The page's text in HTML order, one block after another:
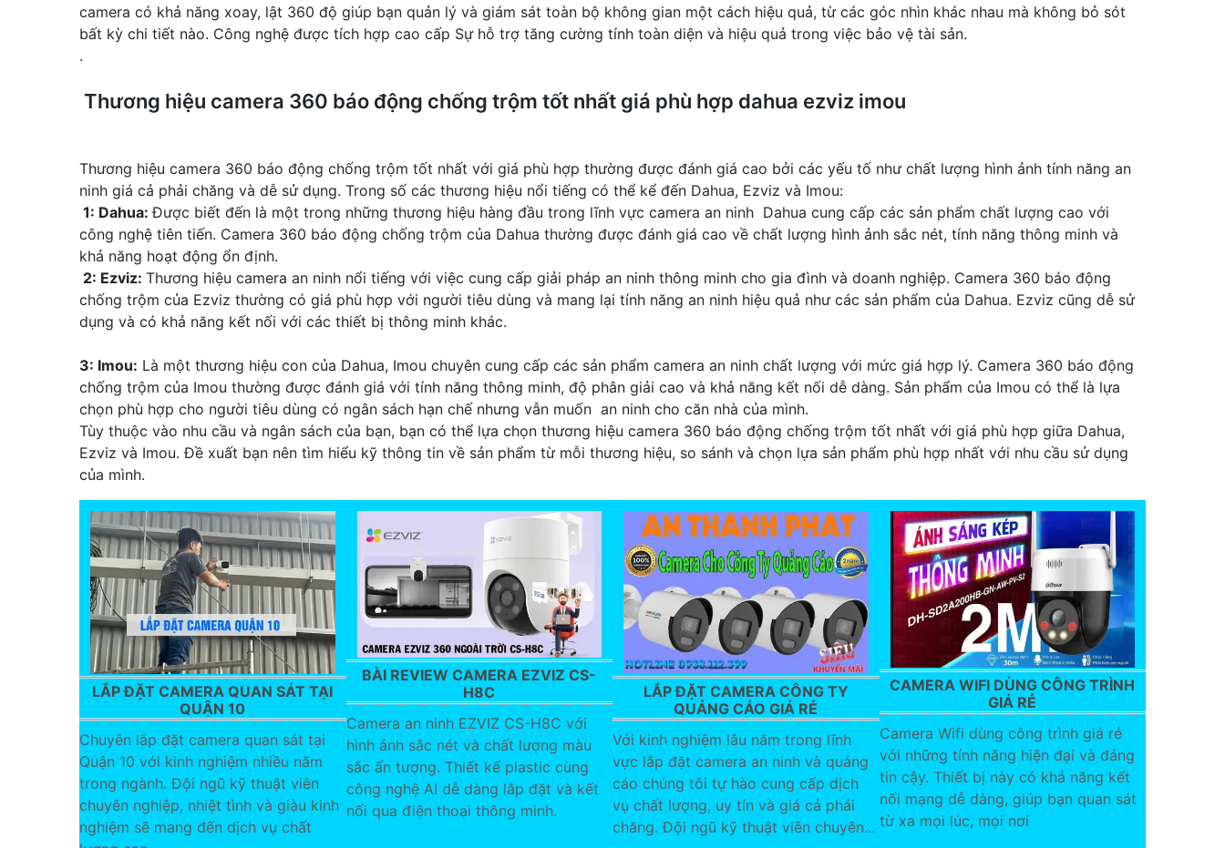
camera có khả năng xoay, lật 360 độ giúp bạn quản lý và giám sát toàn bộ không gian một cách hiệu quả, từ các góc nhìn khác nhau mà không bỏ sót
bất kỳ chi tiết nào. Công nghệ được tích hợp cao cấp Sự hỗ trợ tăng cường tính toàn diện và hiệu quả trong việc bảo vệ tài sản.
.
Thương hiệu camera 360 báo động chống trộm tốt nhất giá phù hợp dahua ezviz imou
Thương hiệu camera 360 báo động chống trộm tốt nhất với giá phù hợp thường được đánh giá cao bởi các yếu tố như chất lượng hình ảnh tính năng an
ninh giá cả phải chăng và dễ sử dụng. Trong số các thương hiệu nổi tiếng có thể kể đến Dahua, Ezviz và Imou:
️ 1: Dahua:Được biết đến là một trong những thương hiệu hàng đầu trong lĩnh vực camera an ninh Dahua cung cấp các sản phẩm chất lượng cao với
công nghệ tiên tiến. Camera 360 báo động chống trộm của Dahua thường được đánh giá cao về chất lượng hình ảnh sắc nét, tính năng thông minh và
khả năng hoạt động ổn định.
2: Ezviz: Thương hiệu camera an ninh nổi tiếng với việc cung cấp giải pháp an ninh thông minh cho gia đình và doanh nghiệp. Camera 360 báo động
chống trộm của Ezviz thường có giá phù hợp với người tiêu dùng và mang lại tính năng an ninh hiệu quả như các sản phẩm của Dahua. Ezviz cũng dễ sử
dụng và có khả năng kết nối với các thiết bị thông minh khác.
3: Imou: Là một thương hiệu con của Dahua, Imou chuyên cung cấp các sản phẩm camera an ninh chất lượng với mức giá hợp lý. Camera 360 báo động
chống trộm của Imou thường được đánh giá với tính năng thông minh, độ phân giải cao và khả năng kết nối dễ dàng. Sản phẩm của Imou có thể là lựa
chọn phù hợp cho người tiêu dùng có ngân sách hạn chế nhưng vẫn muốn an ninh cho căn nhà của mình.
Tùy thuộc vào nhu cầu và ngân sách của bạn, bạn có thể lựa chọn thương hiệu camera 360 báo động chống trộm tốt nhất với giá phù hợp giữa Dahua,
Ezviz và Imou. Đề xuất bạn nên tìm hiểu kỹ thông tin về sản phẩm từ mỗi thương hiệu, so sánh và chọn lựa sản phẩm phù hợp nhất với nhu cầu sử dụng
của mình.
LẮP ĐẶT CAMERA QUAN SÁT TẠI
QUẬN 10
Chuyên lắp đặt camera quan sát tại
Quận 10 với kinh nghiệm nhiều năm
trong ngành. Đội ngũ kỹ thuật viên
chuyên nghiệp, nhiệt tình và giàu kinh
nghiệm sẽ mang đến dịch vụ chất
BÀI REVIEW CAMERA EZVIZ CS-
H8C
Camera an ninh EZVIZ CS-H8C với
hình ảnh sắc nét và chất lượng màu
sắc ấn tượng. Thiết kế plastic cùng
công nghệ AI dễ dàng lắp đặt và kết
nối qua điện thoại thông minh.
LẮP ĐẶT CAMERA CÔNG TY
QUẢNG CÁO GIÁ RẺ
Với kinh nghiệm lâu năm trong lĩnh
vực lắp đặt camera an ninh và quảng
cáo chúng tôi tự hào cung cấp dịch
vụ chất lượng, uy tín và giá cả phải
chăng. Đội ngũ kỹ thuật viên chuyên...
CAMERA WIFI DÙNG CÔNG TRÌNH
GIÁ RẺ
Camera Wifi dùng công trình giá rẻ
với những tính năng hiện đại và đáng
tin cậy. Thiết bị này có khả năng kết
nối mạng dễ dàng, giúp bạn quan sát
từ xa mọi lúc, mọi nơi